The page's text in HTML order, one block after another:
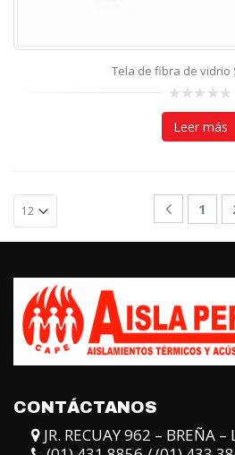
Tela de fibra de vidrio
0
out
5
Leer más
1
CONTÁCTANOS
JR. RECUAY 962 – BREÑA –